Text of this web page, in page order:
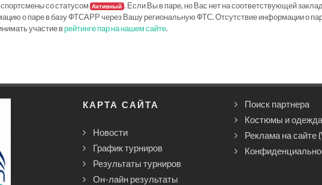
со статусом Активный . Если Вы в паре, но Вас нет на соответствующей
о паре в базу ФТСАРР через Вашу региональную ФТС. Отсутствие информации о
участие врейтинге пар на нашем сайте.
КАРТА САЙТА
Новости
График турниров
Результаты турниров
Он-лайн результаты
Поиск партнера
Костюмы и
Реклама на сайте